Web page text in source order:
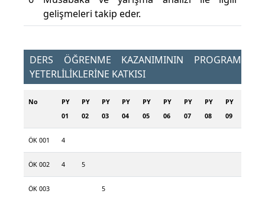
gelişmeleri takip eder.
DERS ÖĞRENME KAZANIMININ PROGRAM
YETERLİLİKLERİNE KATKISI
No
PY
01
PY
02
PY
03
PY
04
PY
05
PY
06
PY
07
PY
08
PY
09
ÖK 001 4
ÖK 002 4 5
ÖK 003 5